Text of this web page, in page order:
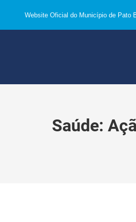
Website Oficial do Município de Pato
Saúde: